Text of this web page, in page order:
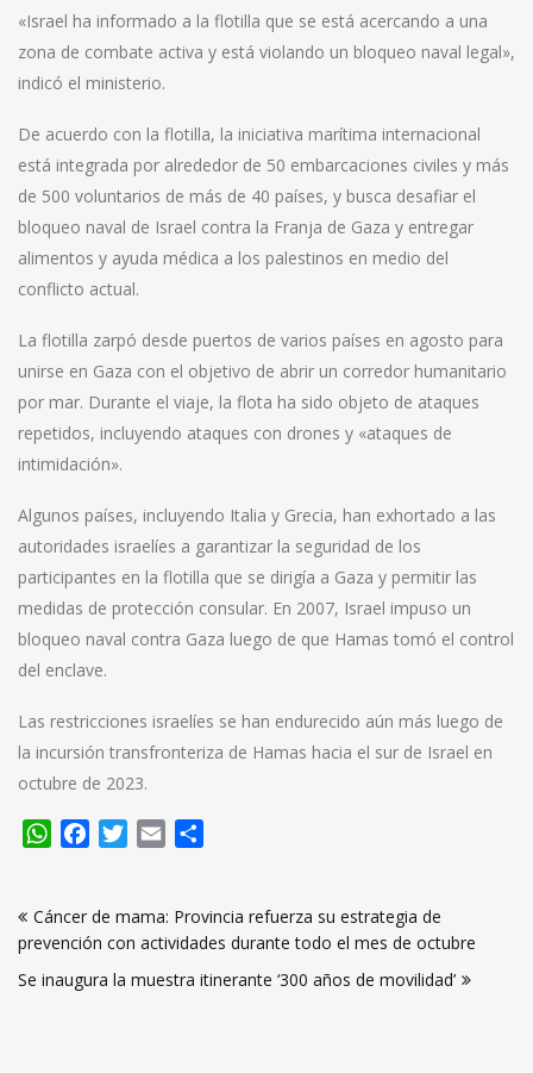
«Israel ha informado a la flotilla que se está acercando a una
zona de combate activa y está violando un bloqueo naval legal»,
indicó el ministerio.
De acuerdo con la flotilla, la iniciativa marítima internacional
está integrada por alrededor de 50 embarcaciones civiles y más
de 500 voluntarios de más de 40 países, y busca desafiar el
bloqueo naval de Israel contra la Franja de Gaza y entregar
alimentos y ayuda médica a los palestinos en medio del
conflicto actual.
La flotilla zarpó desde puertos de varios países en agosto para
unirse en Gaza con el objetivo de abrir un corredor humanitario
por mar. Durante el viaje, la flota ha sido objeto de ataques
repetidos, incluyendo ataques con drones y «ataques de
intimidación».
Algunos países, incluyendo Italia y Grecia, han exhortado a las
autoridades israelíes a garantizar la seguridad de los
participantes en la flotilla que se dirigía a Gaza y permitir las
medidas de protección consular. En 2007, Israel impuso un
bloqueo naval contra Gaza luego de que Hamas tomó el control
del enclave.
Las restricciones israelíes se han endurecido aún más luego de
la incursión transfronteriza de Hamas hacia el sur de Israel en
octubre de 2023.
WhatsApp
FacebookTwitter
Email
de
entradas
Cáncer de mama: Provincia refuerza su estrategia de
prevención con actividades durante todo el mes de octubre
Se inaugura la muestra itinerante ‘300 años de movilidad’